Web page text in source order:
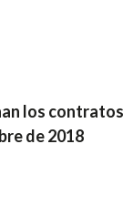
los
de 2018